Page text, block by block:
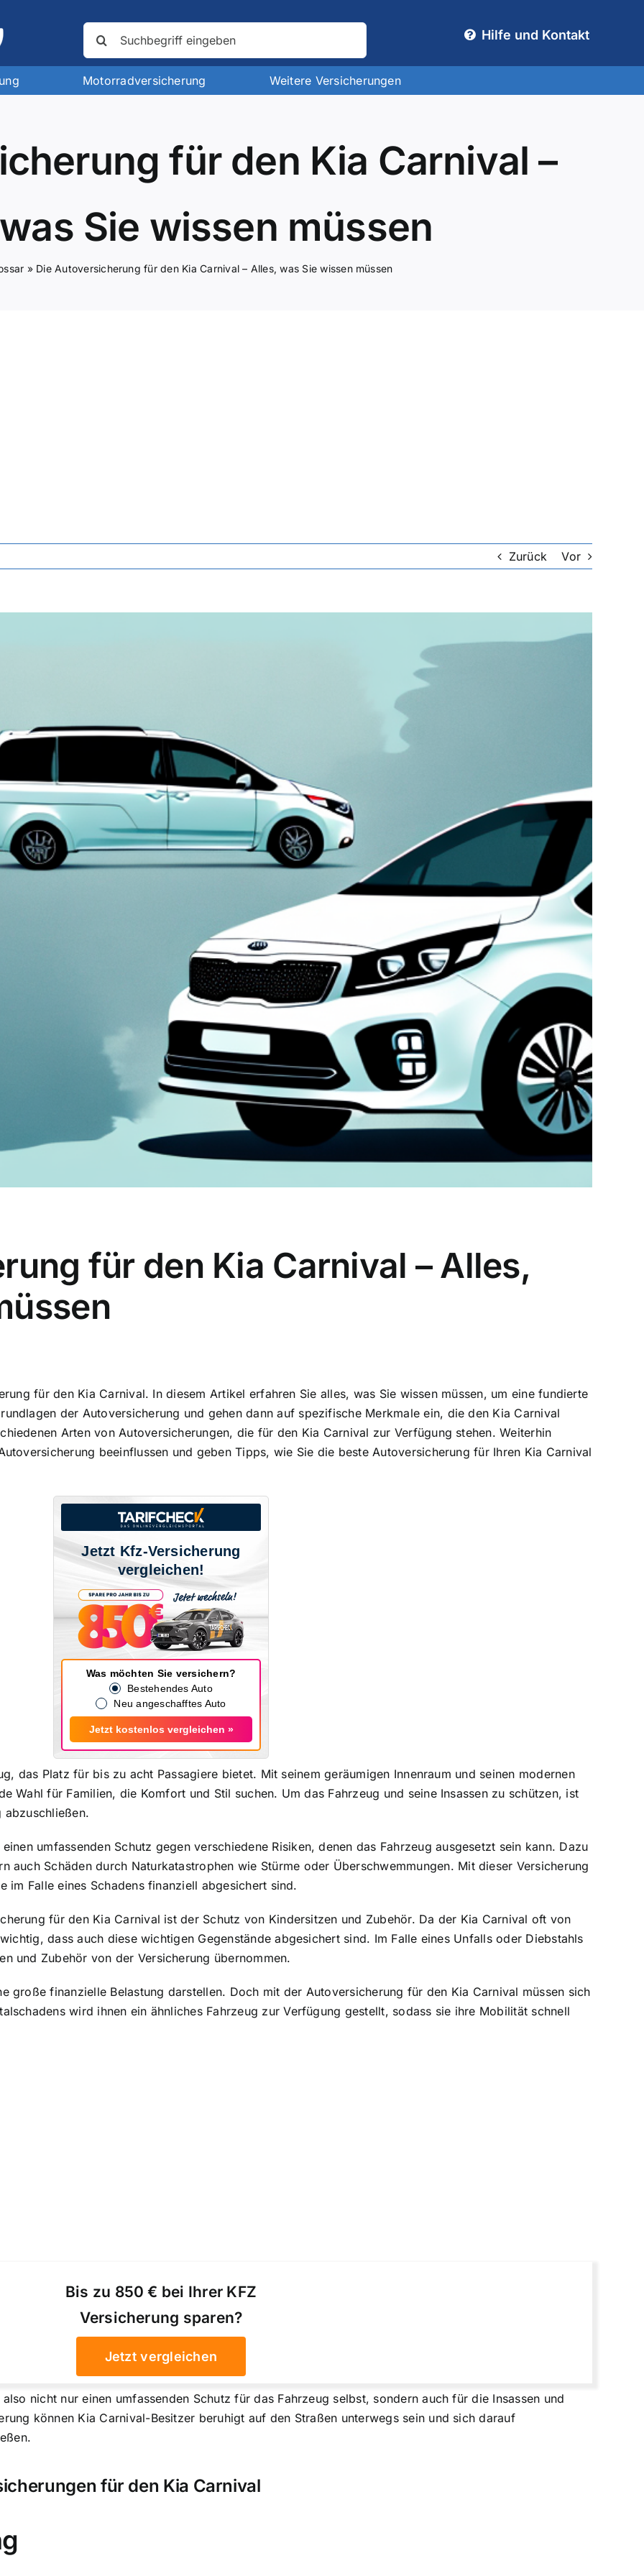
nach:
Hilfe und Kontakt
Motorradversicherung Weitere Versicherungen
für den Kia Carnival –
Sie wissen müssen
» Die Autoversicherung für den Kia Carnival – Alles, was Sie wissen müssen
Zurück Vor
für den Kia Carnival – Alles,
für den Kia Carnival. In diesem Artikel erfahren Sie alles, was Sie wissen müssen, um eine fundierte
der Autoversicherung und gehen dann auf spezifische Merkmale ein, die den Kia Carnival
Arten von Autoversicherungen, die für den Kia Carnival zur Verfügung stehen. Weiterhin
beeinflussen und geben Tipps, wie Sie die beste Autoversicherung für Ihren Kia Carnival
Jetzt Kfz-Versicherung
vergleichen!
Was möchten Sie versichern?
Bestehendes Auto
Neu angeschafftes Auto
Jetzt kostenlos vergleichen »
das Platz für bis zu acht Passagiere bietet. Mit seinem geräumigen Innenraum und seinen modernen
Wahl für Familien, die Komfort und Stil suchen. Um das Fahrzeug und seine Insassen zu schützen, ist
abzuschließen.
umfassenden Schutz gegen verschiedene Risiken, denen das Fahrzeug ausgesetzt sein kann. Dazu
auch Schäden durch Naturkatastrophen wie Stürme oder Überschwemmungen. Mit dieser Versicherung
im Falle eines Schadens finanziell abgesichert sind.
für den Kia Carnival ist der Schutz von Kindersitzen und Zubehör. Da der Kia Carnival oft von
dass auch diese wichtigen Gegenstände abgesichert sind. Im Falle eines Unfalls oder Diebstahls
und Zubehör von der Versicherung übernommen.
große finanzielle Belastung darstellen. Doch mit der Autoversicherung für den Kia Carnival müssen sich
wird ihnen ein ähnliches Fahrzeug zur Verfügung gestellt, sodass sie ihre Mobilität schnell
Bis zu 850 € bei Ihrer KFZ
Versicherung sparen?
Jetzt vergleichen
nicht nur einen umfassenden Schutz für das Fahrzeug selbst, sondern auch für die Insassen und
können Kia Carnival-Besitzer beruhigt auf den Straßen unterwegs sein und sich darauf
für den Kia Carnival